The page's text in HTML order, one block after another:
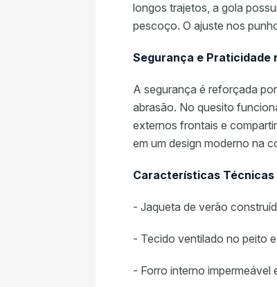
longos trajetos, a gola
pescoço. O ajuste nos
Segurança e Praticidade
A segurança é reforçada
abrasão. No quesito
externos frontais e
em um design moderno na
Características Técnicas
- Jaqueta de verão
- Tecido ventilado no peito
- Forro interno impermeável